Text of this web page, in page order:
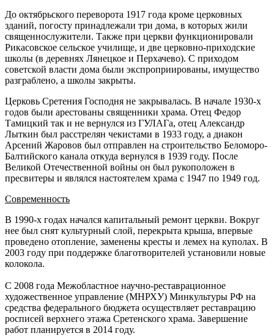
До октябрьского переворота 1917 года кроме церковных
зданий, погосту принадлежали три дома, в которых жили
священнослужители. Также при церкви функционировали
Рикасовское сельское училище, и две церковно-приходские
школы (в деревнях Лянецкое и Перхачево). С приходом
советской власти дома были экспроприированы, имущество
разграблено, а школы закрыты.
Церковь Сретения Господня не закрывалась. В начале 1930-х
годов были арестованы священники храма. Отец Федор
Тамицкий так и не вернулся из ГУЛАГа, отец Александр
Лыткин был расстрелян чекистами в 1933 году, а диакон
Арсений Жаровов был отправлен на строительство Беломоро-
Балтийского канала откуда вернулся в 1939 году. После
Великой Отечественной войны он был рукоположен в
пресвитеры и являлся настоятелем храма с 1947 по 1949 год.
Современность
В 1990-х годах начался капитальный ремонт церкви. Вокруг
нее был снят культурный слой, перекрыта крыша, впервые
проведено отопление, заменены кресты и лемех на куполах. В
2003 году при поддержке благотворителей установили новые
колокола.
С 2008 года Межобластное научно-реставрационное
художественное управление (МНРХУ) Минкультуры РФ на
средства федерального бюджета осуществляет реставрацию
росписей верхнего этажа Сретенского храма. Завершение
работ планируется в 2014 году.